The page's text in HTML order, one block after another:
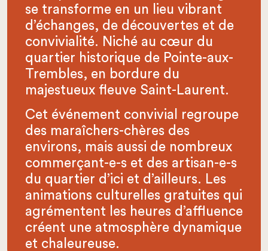
se transforme en un lieu vibrant
d’échanges, de découvertes et de
convivialité. Niché au cœur du
quartier historique de Pointe-aux-
Trembles, en bordure du
majestueux fleuve Saint-Laurent.
Cet événement convivial regroupe
des maraîchers-chères des
environs, mais aussi de nombreux
commerçant-e-s et des artisan-e-s
du quartier d’ici et d’ailleurs. Les
animations culturelles gratuites qui
agrémentent les heures d’affluence
créent une atmosphère dynamique
et chaleureuse.